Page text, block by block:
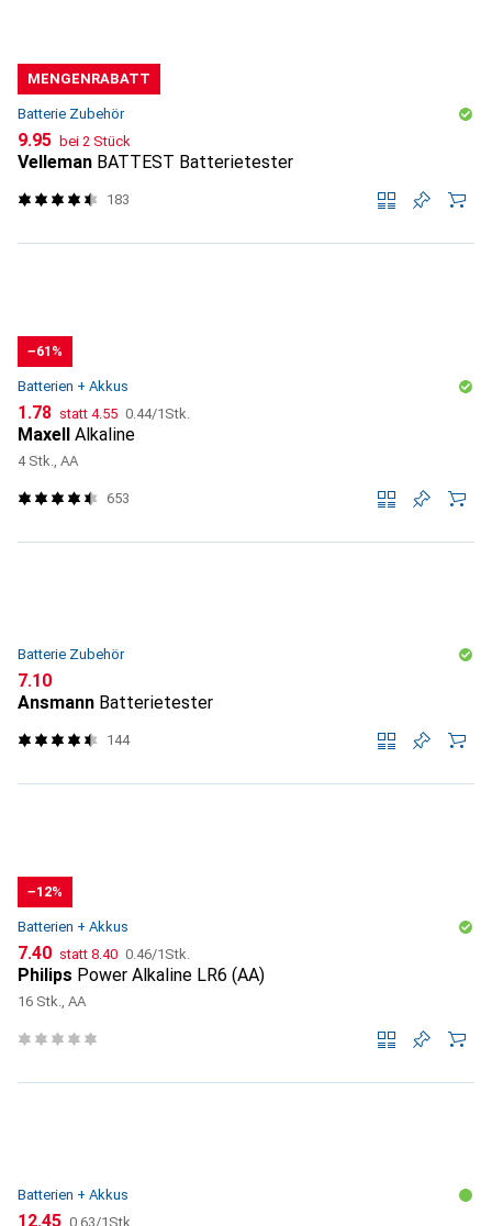
MENGENRABATT
Batterie Zubehör
CHF
9.95 bei 2 Stück
Velleman BATTEST Batterietester
183
−61%
Batterien + Akkus
CHF
1.78 statt CHF
4.55 CHF
0.44/1Stk.
Maxell Alkaline
4 Stk., AA
653
Batterie Zubehör
CHF
7.10
Ansmann Batterietester
144
−12%
Batterien + Akkus
CHF
7.40 statt CHF
8.40 CHF
0.46/1Stk.
Philips Power Alkaline LR6 (AA)
16 Stk., AA
Batterien + Akkus
CHF
12.45 CHF
0.63/1Stk.